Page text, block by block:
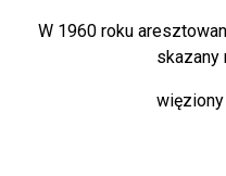
W 1960 roku
skazany